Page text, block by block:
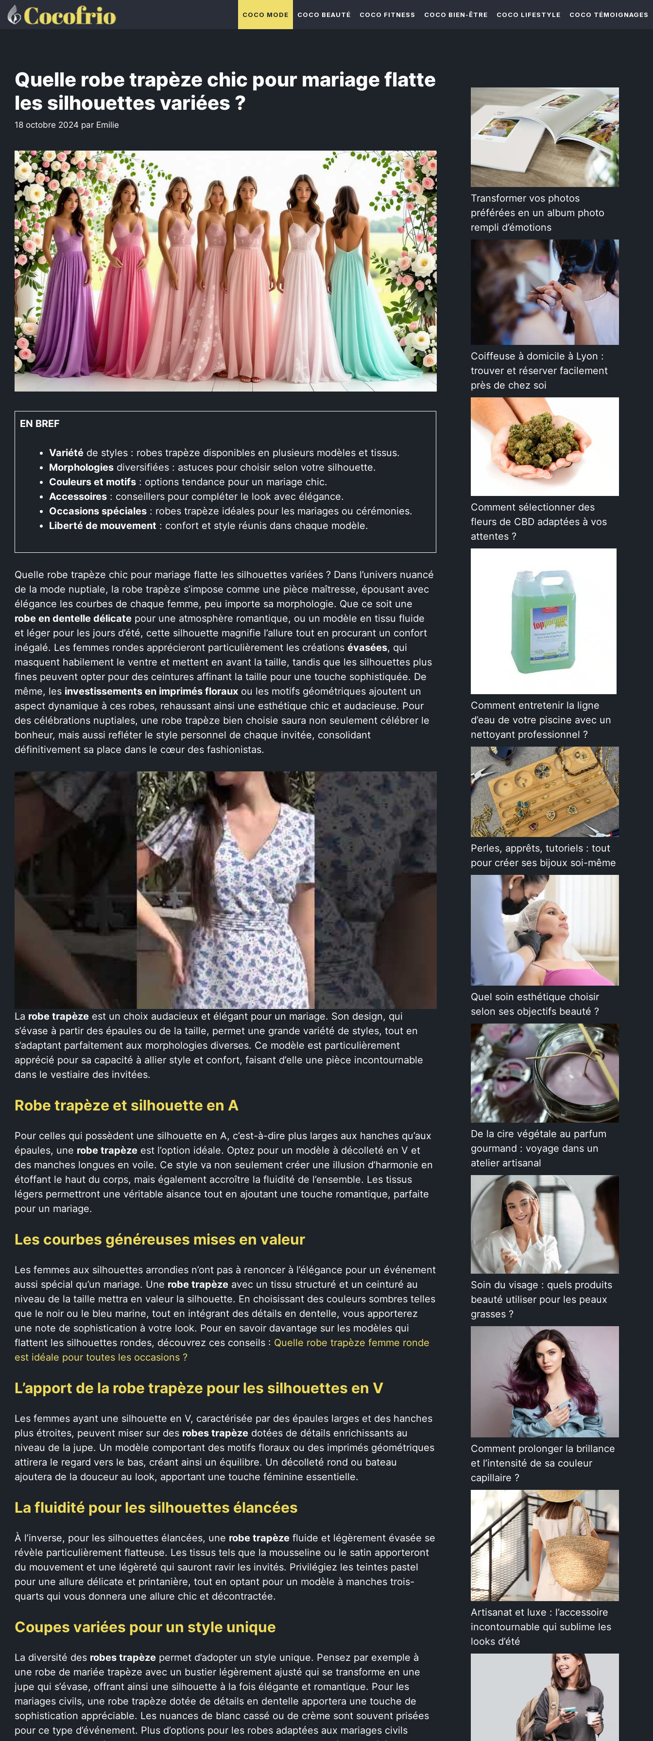
Aller
au
COCO MODE COCO BEAUTÉ COCO FITNESS COCO BIEN-ÊTRE COCO LIFESTYLE COCO TÉMOIGNAGES
Quelle robe trapèze chic pour mariage flatte
les silhouettes variées ?
18 octobre 2024 par Emilie
EN BREF
Variété de styles : robes trapèze disponibles en plusieurs modèles et tissus.
Morphologies diversifiées : astuces pour choisir selon votre silhouette.
Couleurs et motifs : options tendance pour un mariage chic.
Accessoires : conseillers pour compléter le look avec élégance.
Occasions spéciales : robes trapèze idéales pour les mariages ou cérémonies.
Liberté de mouvement : confort et style réunis dans chaque modèle.
Quelle robe trapèze chic pour mariage flatte les silhouettes variées ? Dans l’univers nuancé
de la mode nuptiale, la robe trapèze s’impose comme une pièce maîtresse, épousant avec
élégance les courbes de chaque femme, peu importe sa morphologie. Que ce soit une
robe en dentelle délicate pour une atmosphère romantique, ou un modèle en tissu fluide
et léger pour les jours d’été, cette silhouette magnifie l’allure tout en procurant un confort
inégalé. Les femmes rondes apprécieront particulièrement les créations évasées, qui
masquent habilement le ventre et mettent en avant la taille, tandis que les silhouettes plus
fines peuvent opter pour des ceintures affinant la taille pour une touche sophistiquée. De
même, les investissements en imprimés floraux ou les motifs géométriques ajoutent un
aspect dynamique à ces robes, rehaussant ainsi une esthétique chic et audacieuse. Pour
des célébrations nuptiales, une robe trapèze bien choisie saura non seulement célébrer le
bonheur, mais aussi refléter le style personnel de chaque invitée, consolidant
définitivement sa place dans le cœur des fashionistas.
La robe trapèze est un choix audacieux et élégant pour un mariage. Son design, qui
s’évase à partir des épaules ou de la taille, permet une grande variété de styles, tout en
s’adaptant parfaitement aux morphologies diverses. Ce modèle est particulièrement
apprécié pour sa capacité à allier style et confort, faisant d’elle une pièce incontournable
dans le vestiaire des invitées.
Robe trapèze et silhouette en A
Pour celles qui possèdent une silhouette en A, c’est-à-dire plus larges aux hanches qu’aux
épaules, une robe trapèze est l’option idéale. Optez pour un modèle à décolleté en V et
des manches longues en voile. Ce style va non seulement créer une illusion d’harmonie en
étoffant le haut du corps, mais également accroître la fluidité de l’ensemble. Les tissus
légers permettront une véritable aisance tout en ajoutant une touche romantique, parfaite
pour un mariage.
Les courbes généreuses mises en valeur
Les femmes aux silhouettes arrondies n’ont pas à renoncer à l’élégance pour un événement
aussi spécial qu’un mariage. Une robe trapèze avec un tissu structuré et un ceinturé au
niveau de la taille mettra en valeur la silhouette. En choisissant des couleurs sombres telles
que le noir ou le bleu marine, tout en intégrant des détails en dentelle, vous apporterez
une note de sophistication à votre look. Pour en savoir davantage sur les modèles qui
flattent les silhouettes rondes, découvrez ces conseils : Quelle robe trapèze femme ronde
est idéale pour toutes les occasions ?
L’apport de la robe trapèze pour les silhouettes en V
Les femmes ayant une silhouette en V, caractérisée par des épaules larges et des hanches
plus étroites, peuvent miser sur des robes trapèze dotées de détails enrichissants au
niveau de la jupe. Un modèle comportant des motifs floraux ou des imprimés géométriques
attirera le regard vers le bas, créant ainsi un équilibre. Un décolleté rond ou bateau
ajoutera de la douceur au look, apportant une touche féminine essentielle.
La fluidité pour les silhouettes élancées
À l’inverse, pour les silhouettes élancées, une robe trapèze fluide et légèrement évasée se
révèle particulièrement flatteuse. Les tissus tels que la mousseline ou le satin apporteront
du mouvement et une légèreté qui sauront ravir les invités. Privilégiez les teintes pastel
pour une allure délicate et printanière, tout en optant pour un modèle à manches trois-
quarts qui vous donnera une allure chic et décontractée.
Coupes variées pour un style unique
La diversité des robes trapèze permet d’adopter un style unique. Pensez par exemple à
une robe de mariée trapèze avec un bustier légèrement ajusté qui se transforme en une
jupe qui s’évase, offrant ainsi une silhouette à la fois élégante et romantique. Pour les
mariages civils, une robe trapèze dotée de détails en dentelle apportera une touche de
sophistication appréciable. Les nuances de blanc cassé ou de crème sont souvent prisées
pour ce type d’événement. Plus d’options pour les robes adaptées aux mariages civils
Transformer vos photos
préférées en un album photo
rempli d’émotions
Coiffeuse à domicile à Lyon :
trouver et réserver facilement
près de chez soi
Comment sélectionner des
fleurs de CBD adaptées à vos
attentes ?
Comment entretenir la ligne
d’eau de votre piscine avec un
nettoyant professionnel ?
Perles, apprêts, tutoriels : tout
pour créer ses bijoux soi-même
Quel soin esthétique choisir
selon ses objectifs beauté ?
De la cire végétale au parfum
gourmand : voyage dans un
atelier artisanal
Soin du visage : quels produits
beauté utiliser pour les peaux
grasses ?
Comment prolonger la brillance
et l’intensité de sa couleur
capillaire ?
Artisanat et luxe : l’accessoire
incontournable qui sublime les
looks d’été